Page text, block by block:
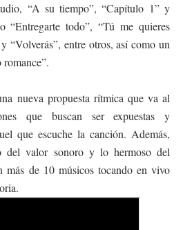
“A su tiempo”, “Capítulo 1” y
“Entregarte todo”, “Tú me quieres
“Volverás”, entre otros, así como un
nueva propuesta rítmica que va al
que buscan ser expuestas y
que escuche la canción. Además,
del valor sonoro y lo hermoso del
más de 10 músicos tocando en vivo